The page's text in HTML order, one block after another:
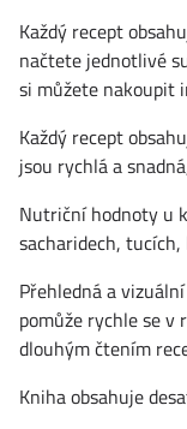
Každý recept
načtete jednotlivé
si můžete nakoupit
Každý recept
jsou rychlá a
Nutriční hodnoty u
sacharidech,
Přehledná a
pomůže rychle se v
dlouhým čtením
Kniha obsahuje